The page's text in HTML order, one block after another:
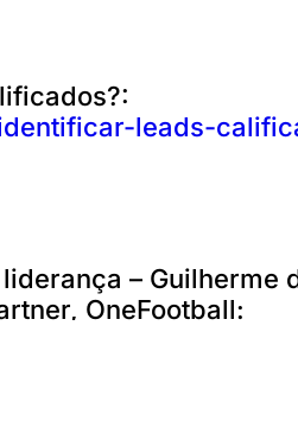
leads-
– Guilherme
OneFootball: